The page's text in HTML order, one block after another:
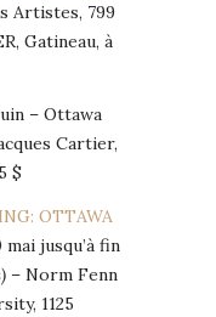
Artistes, 799
Gatineau, à
– Ottawa
Cartier,
$
OTTAWA
mai jusqu’à fin
– Norm Fenn
1125